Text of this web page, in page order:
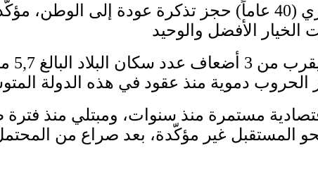
عازماً على دعم عائلته والمساعدة في إعادة بناء بلده، قرّر القادري (40 عاماً) حجز
مستمرة منذ سنوات، ومبتلي منذ فترة
نحو المستقبل غير مؤكّدة، بعد صراع من